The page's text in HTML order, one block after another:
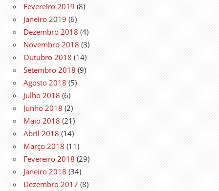
Fevereiro 2019 (8)
Janeiro 2019 (6)
Dezembro 2018 (4)
Novembro 2018 (3)
Outubro 2018 (14)
Setembro 2018 (9)
Agosto 2018 (5)
Julho 2018 (6)
Junho 2018 (2)
Maio 2018 (21)
Abril 2018 (14)
Março 2018 (11)
Fevereiro 2018 (29)
Janeiro 2018 (34)
Dezembro 2017 (8)